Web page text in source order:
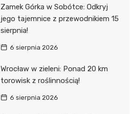
Zamek Górka w Sobótce: Odkryj
jego tajemnice z przewodnikiem 15
sierpnia!
6 sierpnia 2026
Wrocław w zieleni: Ponad 20 km
torowisk z roślinnością!
6 sierpnia 2026